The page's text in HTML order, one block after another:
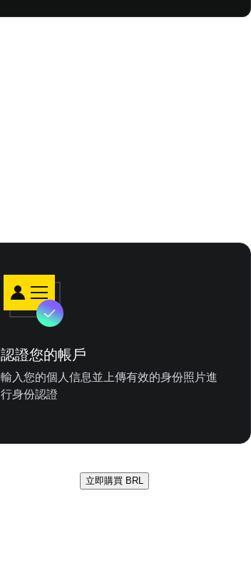
認證您的帳戶
輸入您的個人信息並上傳有效的身份照片進
行身份認證
立即購買 BRL